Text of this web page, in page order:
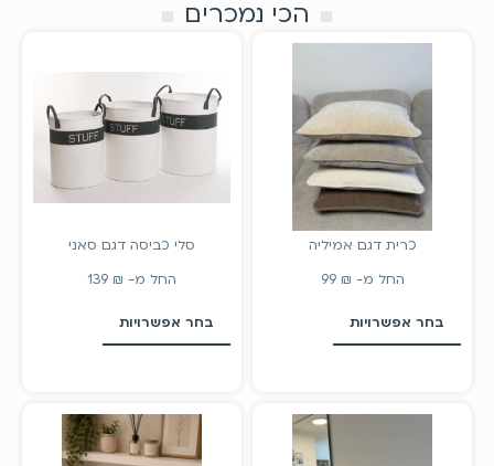
הכי נמכרים
כרית דגם אמיליה
החל מ-
99 ₪
בחר אפשרויות
סלי כביסה דגם סאני
החל מ-
139 ₪
בחר אפשרויות